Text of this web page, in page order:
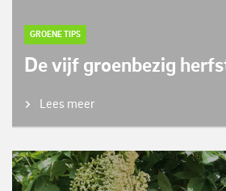
GROENE TIPS
De vijf groenbezig
Lees meer